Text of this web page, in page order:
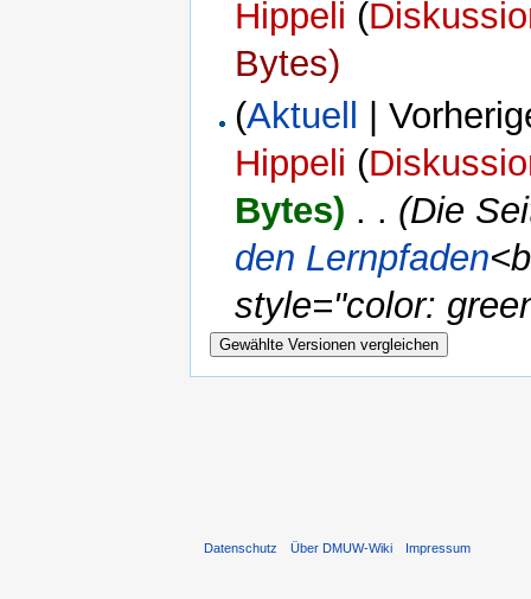
Hippeli (
Bytes)
(Aktuell |
Hippeli (
Bytes) . . (Die
den Lernpfaden
style="color:
Datenschutz Über DMUW-Wiki Impressum